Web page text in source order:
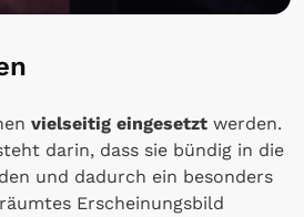
vielseitig eingesetzt werden.
darin, dass sie bündig in die
und dadurch ein besonders
Erscheinungsbild